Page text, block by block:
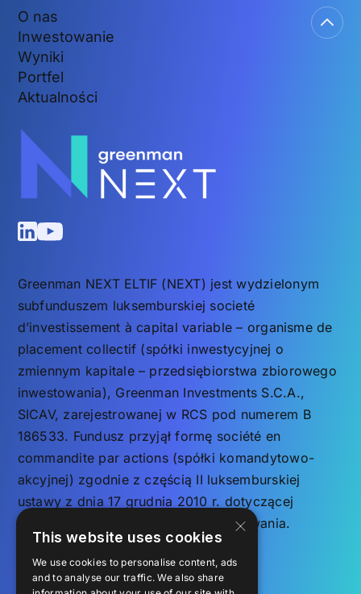
O nas
Inwestowanie
Wyniki
Portfel
Aktualności
Greenman NEXT ELTIF (NEXT) jest wydzielonym
subfunduszem luksemburskiej societé
d’investissement à capital variable – organisme de
placement collectif (spółki inwestycyjnej o
zmiennym kapitale – przedsiębiorstwa zbiorowego
inwestowania), Greenman Investments S.C.A.,
SICAV, zarejestrowanej w RCS pod numerem B
186533. Fundusz przyjął formę société en
commandite par actions (spółki komandytowo-
akcyjnej) zgodnie z częścią II luksemburskiej
ustawy z dnia 17 grudnia 2010 r. dotyczącej
przedsiębiorstw zbiorowego inwestowania.
FAQ
×
This website uses cookies
We use cookies to personalise content, ads
and to analyse our traffic. We also share